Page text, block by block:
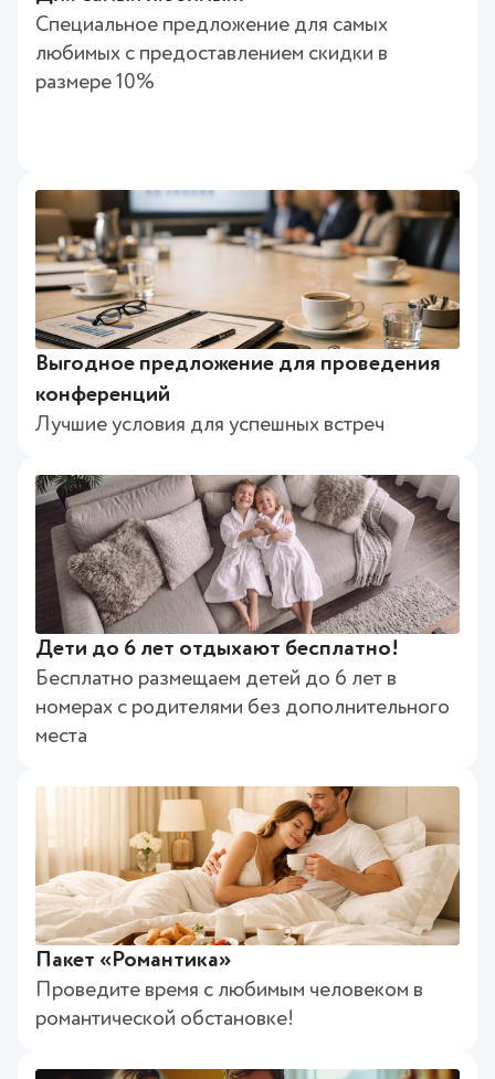
Специальное предложение для самых
любимых с предоставлением скидки в
размере 10%
Выгодное предложение для проведения
конференций
Лучшие условия для успешных встреч
Дети до 6 лет отдыхают бесплатно!
Бесплатно размещаем детей до 6 лет в
номерах с родителями без дополнительного
места
Пакет «Романтика»
Проведите время с любимым человеком в
романтической обстановке!